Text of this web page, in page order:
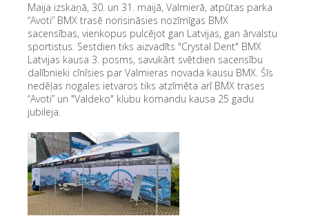
Maija izskaņā, 30. un 31. maijā, Valmierā, atpūtas parka
“Avoti” BMX trasē norisināsies nozīmīgas BMX
sacensības, vienkopus pulcējot gan Latvijas, gan ārvalstu
sportistus. Sestdien tiks aizvadīts "Crystal Dent" BMX
Latvijas kausa 3. posms, savukārt svētdien sacensību
dalībnieki cīnīsies par Valmieras novada kausu BMX. Šīs
nedēļas nogales ietvaros tiks atzīmēta arī BMX trases
“Avoti” un "Valdeko" klubu komandu kausa 25 gadu
jubileja.